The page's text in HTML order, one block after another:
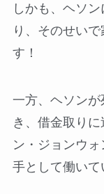
しかも、ヘソ
り、そのせい
す！
一方、ヘソン
き、借金取り
ン・ジョンウ
手として働いて